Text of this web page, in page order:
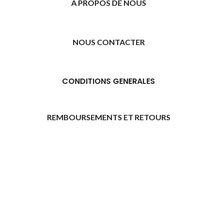
A PROPOS DE NOUS
NOUS CONTACTER
CONDITIONS GENERALES
REMBOURSEMENTS ET RETOURS